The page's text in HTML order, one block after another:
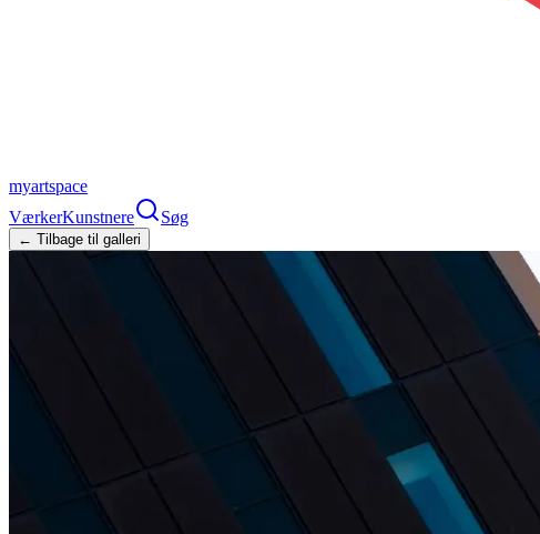
myartspace
VærkerKunstnere Søg
← Tilbage til galleri